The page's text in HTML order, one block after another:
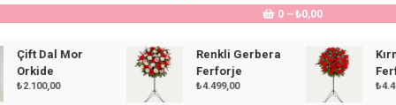
0
₺0,00
Dal Mor
2.100,00
Renkli Gerbera
Ferforje
4.499,00